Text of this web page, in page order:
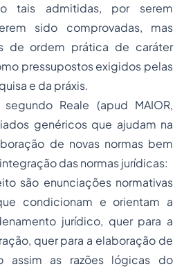
tais admitidas, por serem
sido comprovadas, mas
de ordem prática de caráter
pressupostos exigidos pelas
e da práxis.
Reale (apud MAIOR,
genéricos que ajudam na
de novas normas bem
das normas jurídicas:
são enunciações normativas
condicionam e orientam a
jurídico, quer para a
quer para a elaboração de
assim as razões lógicas do